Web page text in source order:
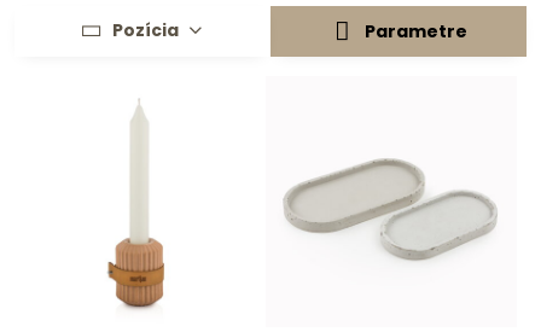
Pozícia Parametre